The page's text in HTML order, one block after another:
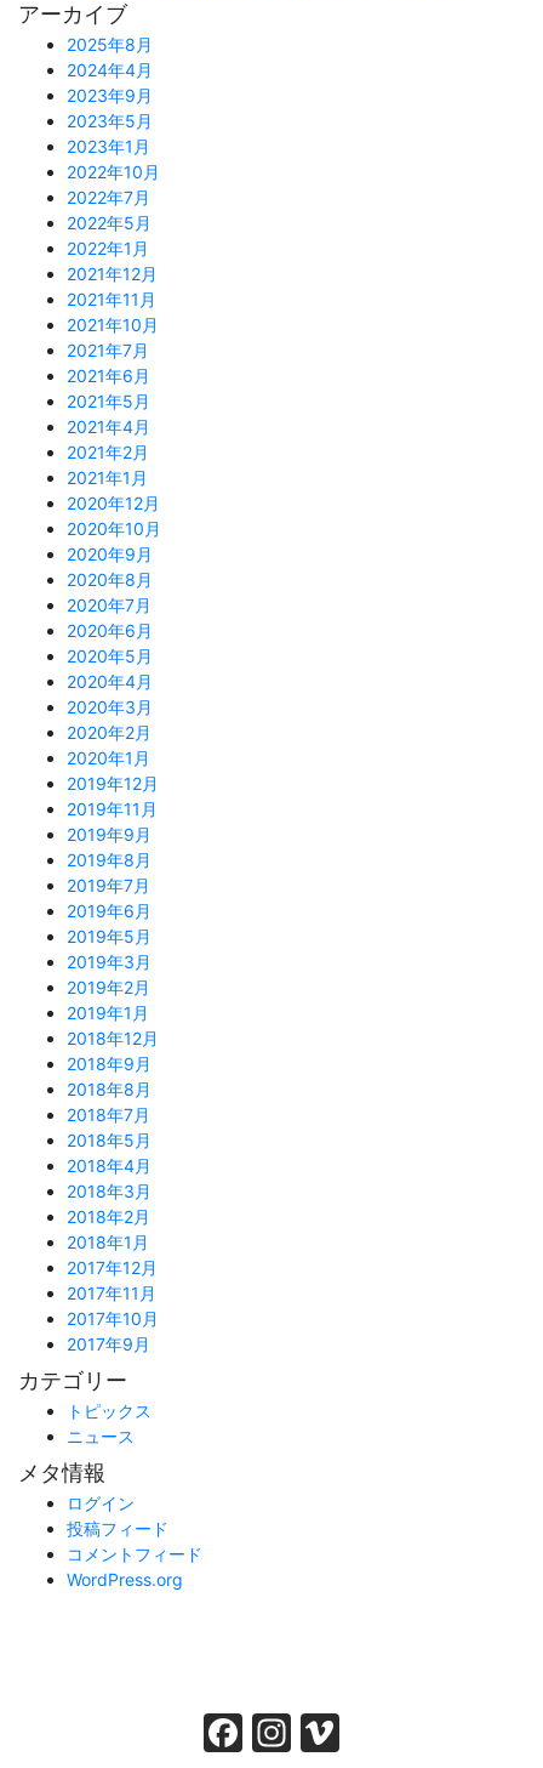
アーカイブ
2025年8月
2024年4月
2023年9月
2023年5月
2023年1月
2022年10月
2022年7月
2022年5月
2022年1月
2021年12月
2021年11月
2021年10月
2021年7月
2021年6月
2021年5月
2021年4月
2021年2月
2021年1月
2020年12月
2020年10月
2020年9月
2020年8月
2020年7月
2020年6月
2020年5月
2020年4月
2020年3月
2020年2月
2020年1月
2019年12月
2019年11月
2019年9月
2019年8月
2019年7月
2019年6月
2019年5月
2019年3月
2019年2月
2019年1月
2018年12月
2018年9月
2018年8月
2018年7月
2018年5月
2018年4月
2018年3月
2018年2月
2018年1月
2017年12月
2017年11月
2017年10月
2017年9月
カテゴリー
トピックス
ニュース
メタ情報
ログイン
投稿フィード
コメントフィード
WordPress.org
Facebook Instagram